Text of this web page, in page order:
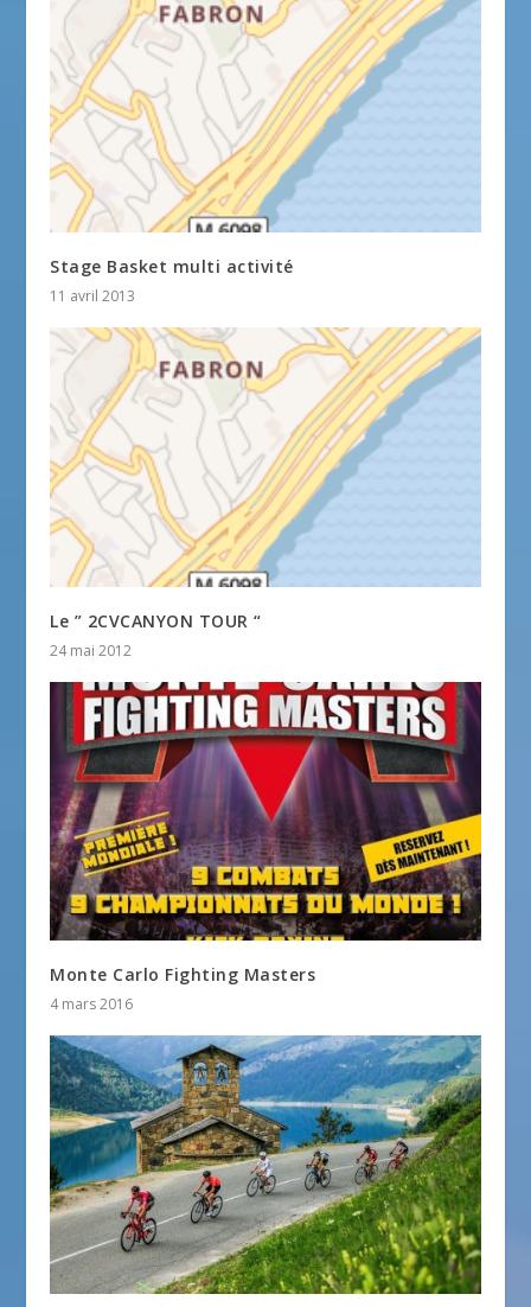
Stage Basket multi activité
11 avril 2013
Le ” 2CVCANYON TOUR “
24 mai 2012
Monte Carlo Fighting Masters
4 mars 2016